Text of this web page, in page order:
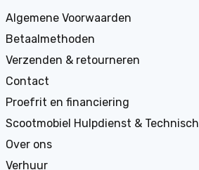
Algemene Voorwaarden
Betaalmethoden
Verzenden & retourneren
Contact
Proefrit en financiering
Scootmobiel Hulpdienst &
Over ons
Verhuur